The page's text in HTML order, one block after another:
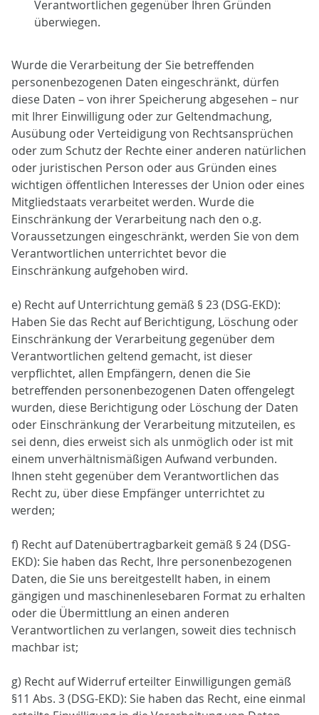
Verantwortlichen gegenüber Ihren Gründen
überwiegen.
Wurde die Verarbeitung der Sie betreffenden
personenbezogenen Daten eingeschränkt, dürfen
diese Daten – von ihrer Speicherung abgesehen – nur
mit Ihrer Einwilligung oder zur Geltendmachung,
Ausübung oder Verteidigung von Rechtsansprüchen
oder zum Schutz der Rechte einer anderen natürlichen
oder juristischen Person oder aus Gründen eines
wichtigen öffentlichen Interesses der Union oder eines
Mitgliedstaats verarbeitet werden. Wurde die
Einschränkung der Verarbeitung nach den o.g.
Voraussetzungen eingeschränkt, werden Sie von dem
Verantwortlichen unterrichtet bevor die
Einschränkung aufgehoben wird.
e) Recht auf Unterrichtung gemäß § 23 (DSG-EKD):
Haben Sie das Recht auf Berichtigung, Löschung oder
Einschränkung der Verarbeitung gegenüber dem
Verantwortlichen geltend gemacht, ist dieser
verpflichtet, allen Empfängern, denen die Sie
betreffenden personenbezogenen Daten offengelegt
wurden, diese Berichtigung oder Löschung der Daten
oder Einschränkung der Verarbeitung mitzuteilen, es
sei denn, dies erweist sich als unmöglich oder ist mit
einem unverhältnismäßigen Aufwand verbunden.
Ihnen steht gegenüber dem Verantwortlichen das
Recht zu, über diese Empfänger unterrichtet zu
werden;
f) Recht auf Datenübertragbarkeit gemäß § 24 (DSG-
EKD): Sie haben das Recht, Ihre personenbezogenen
Daten, die Sie uns bereitgestellt haben, in einem
gängigen und maschinenlesebaren Format zu erhalten
oder die Übermittlung an einen anderen
Verantwortlichen zu verlangen, soweit dies technisch
machbar ist;
g) Recht auf Widerruf erteilter Einwilligungen gemäß
§11 Abs. 3 (DSG-EKD): Sie haben das Recht, eine einmal